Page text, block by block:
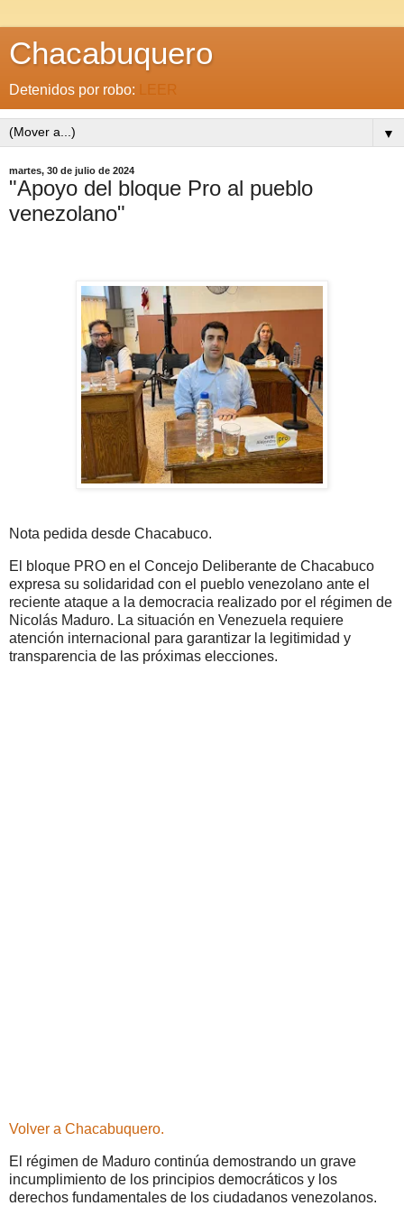
Chacabuquero
Detenidos por robo: LEER
▼
martes, 30 de julio de 2024
"Apoyo del bloque Pro al pueblo
venezolano"
Nota pedida desde Chacabuco.
El bloque PRO en el Concejo Deliberante de Chacabuco
expresa su solidaridad con el pueblo venezolano ante el
reciente ataque a la democracia realizado por el régimen de
Nicolás Maduro. La situación en Venezuela requiere
atención internacional para garantizar la legitimidad y
transparencia de las próximas elecciones.
Volver a Chacabuquero.
El régimen de Maduro continúa demostrando un grave
incumplimiento de los principios democráticos y los
derechos fundamentales de los ciudadanos venezolanos.